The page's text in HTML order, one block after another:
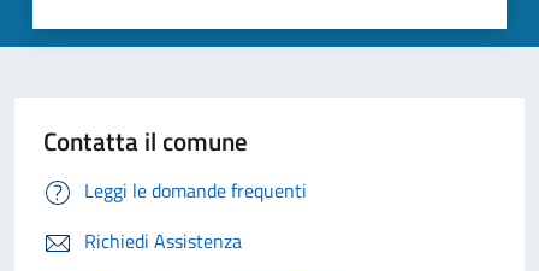
Contatta il comune
Leggi le domande frequenti
Richiedi Assistenza